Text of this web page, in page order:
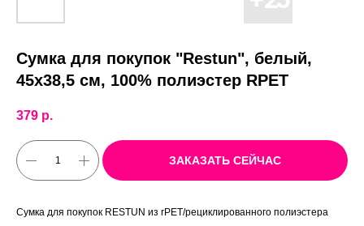
Сумка для покупок "Restun", белый,
45x38,5 см, 100% полиэстер RPET
379 р.
ЗАКАЗАТЬ СЕЙЧАС
Сумка для покупок RESTUN из rPET/рециклированного полиэстера